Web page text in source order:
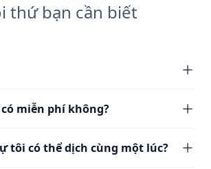
thứ bạn cần biết
miễn phí không?
tôi có thể dịch cùng một lúc?